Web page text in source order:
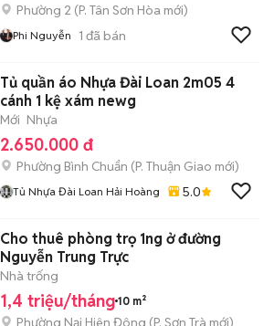
Phường 2 (P. Tân Sơn Hòa mới)
Phi Nguyễn 1 đã bán
Tủ quần áo Nhựa Đài Loan 2m05 4
cánh 1 kệ xám newg
Mới Nhựa
2.650.000 đ
Phường Bình Chuẩn (P. Thuận Giao mới)
Tủ Nhựa Đài Loan Hải Hoàng 5.0
Cho thuê phòng trọ 1ng ở đường
Nguyễn Trung Trực
Nhà trống
1,4 triệu/tháng 10 m²
Phường Nại Hiên Đông (P. Sơn Trà mới)